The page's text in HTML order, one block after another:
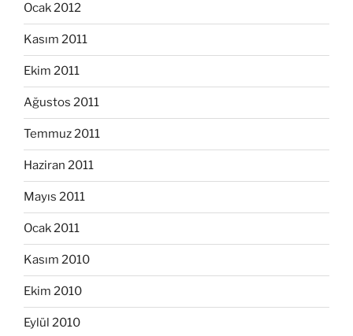
Ocak 2012
Kasım 2011
Ekim 2011
Ağustos 2011
Temmuz 2011
Haziran 2011
Mayıs 2011
Ocak 2011
Kasım 2010
Ekim 2010
Eylül 2010